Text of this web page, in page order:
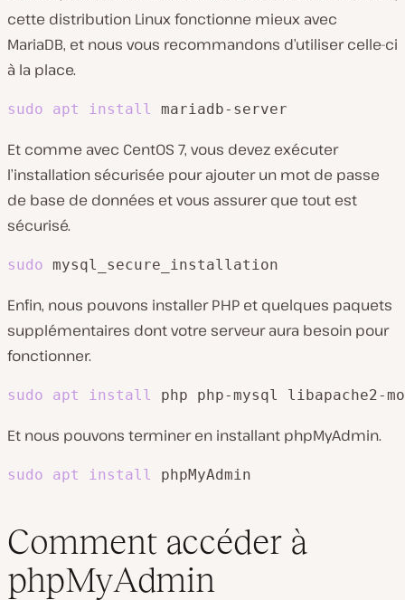
cette distribution Linux fonctionne mieux avec
MariaDB, et nous vous recommandons d’utiliser celle-ci
à la place.
sudo apt install mariadb-server
Et comme avec CentOS 7, vous devez exécuter
l’installation sécurisée pour ajouter un mot de passe
de base de données et vous assurer que tout est
sécurisé.
sudo mysql_secure_installation
Enfin, nous pouvons installer PHP et quelques paquets
supplémentaires dont votre serveur aura besoin pour
fonctionner.
sudo apt install php php-mysql libapache2-
Et nous pouvons terminer en installant phpMyAdmin.
sudo apt install phpMyAdmin
Comment accéder à
phpMyAdmin